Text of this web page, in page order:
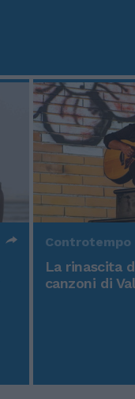
Controtempo
La rinascita
canzoni di